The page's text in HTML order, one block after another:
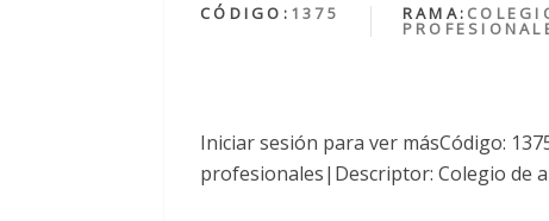
CÓDIGO: 1375 RAMA:
Iniciar sesión para ver másCódigo:
profesionales|Descriptor: Colegio de